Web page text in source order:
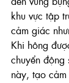
khu vực tập
cảm giác
Khi hông
chuyển động
này, tạo